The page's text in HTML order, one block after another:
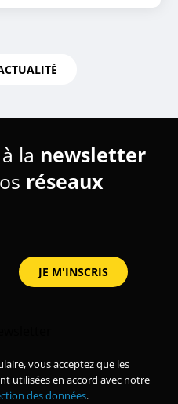
la newsletter
réseaux
vous acceptez que les
utilisées en accord avec notre
des données.